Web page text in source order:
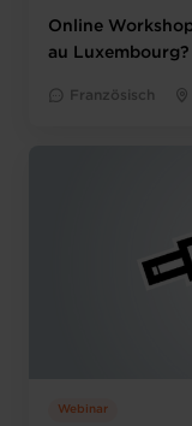
Online
au Luxembourg?
Französisch
Webinar